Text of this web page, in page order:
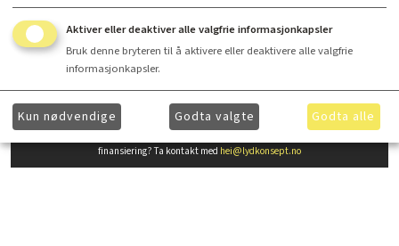
Finansiering
finansiering? Ta kontakt med hei@lydkonsept.no
Aktiver eller deaktiver alle valgfrie informasjonkapsler
Bruk denne bryteren til å aktivere eller deaktivere alle valgfrie
informasjonkapsler.
Kun nødvendige Godta valgte Godta alle